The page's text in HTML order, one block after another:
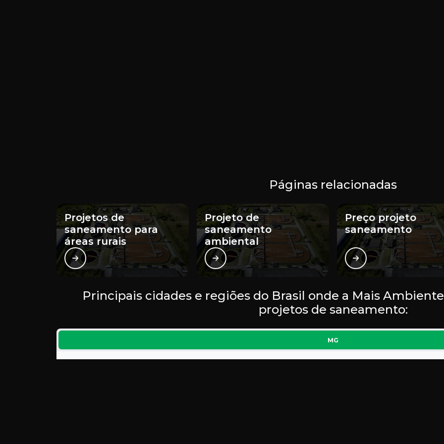
Páginas relacionadas
Projetos de
saneamento para
áreas rurais
Projeto de
saneamento
ambiental
Preço projeto
saneamento
Principais cidades e regiões do Brasil onde a Mais
projetos de saneamento:
MG